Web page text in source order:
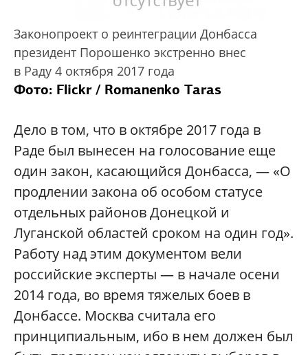
Законопроект о реинтеграции Донбасса
президент Порошенко экстренно внес
в Раду 4 октября 2017 года
Фото: Flickr / Romanenko Taras
Дело в том, что в октябре 2017 года в
Раде был вынесен на голосование еще
один закон, касающийся Донбасса, — «О
продлении закона об особом статусе
отдельных районов Донецкой и
Луганской областей сроком на один год».
Работу над этим документом вели
российские эксперты — в начале осени
2014 года, во время тяжелых боев в
Донбассе. Москва считала его
принципиальным, ибо в нем должен был